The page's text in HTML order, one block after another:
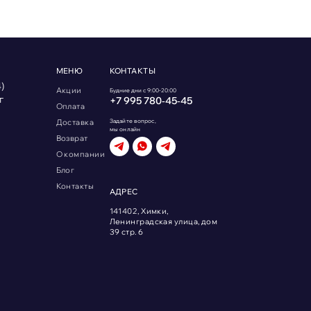
МЕНЮ
Акции
Оплата
Доставка
Возврат
О компании
Блог
Контакты
КОНТАКТЫ
Будние дни с 9:00-20:00
+7 995 780‑45‑45
Задайте вопрос,
мы онлайн
АДРЕС
141402, Химки,
Ленинградская улица, дом
39 стр. 6